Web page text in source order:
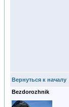
Вернуться к началу
Bezdorozhnik